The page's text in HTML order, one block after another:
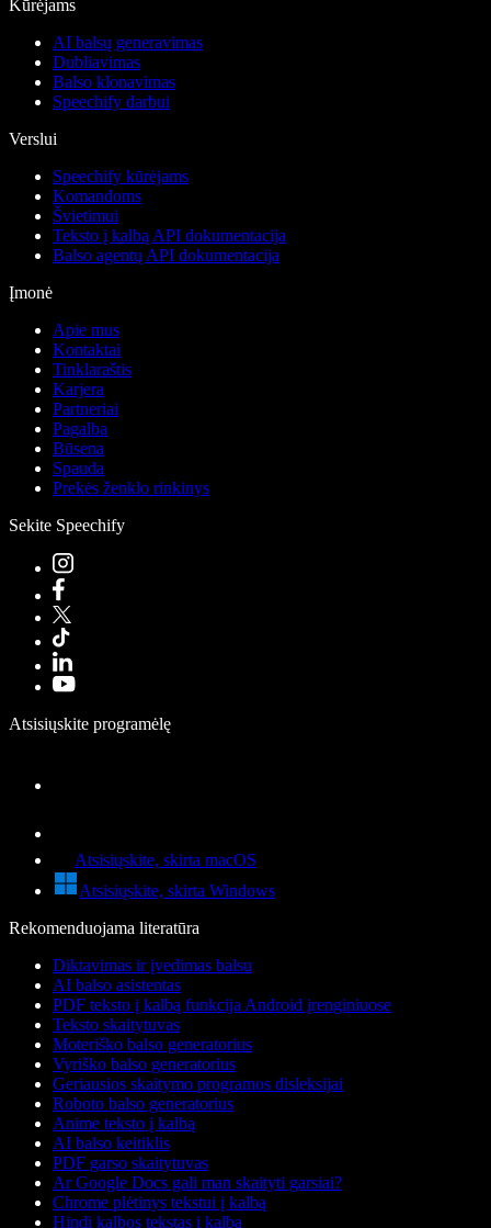
Kūrėjams
AI balsų generavimas
Dubliavimas
Balso klonavimas
Speechify darbui
Verslui
Speechify kūrėjams
Komandoms
Švietimui
Teksto į kalbą API dokumentacija
Balso agentų API dokumentacija
Įmonė
Apie mus
Kontaktai
Tinklaraštis
Karjera
Partneriai
Pagalba
Būsena
Spauda
Prekės ženklo rinkinys
Sekite Speechify
Atsisiųskite programėlę
Atsisiųskite, skirta macOS
Atsisiųskite, skirta Windows
Rekomenduojama literatūra
Diktavimas ir įvedimas balsu
AI balso asistentas
PDF teksto į kalbą funkcija Android įrenginiuose
Teksto skaitytuvas
Moteriško balso generatorius
Vyriško balso generatorius
Geriausios skaitymo programos disleksijai
Roboto balso generatorius
Anime teksto į kalbą
AI balso keitiklis
PDF garso skaitytuvas
Ar Google Docs gali man skaityti garsiai?
Chrome plėtinys tekstui į kalbą
Hindi kalbos tekstas į kalbą